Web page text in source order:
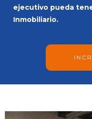
ejecutivo pueda
Inmobiliario.